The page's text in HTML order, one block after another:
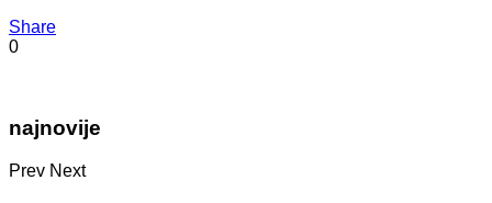
Share
0
najnovije
Prev Next